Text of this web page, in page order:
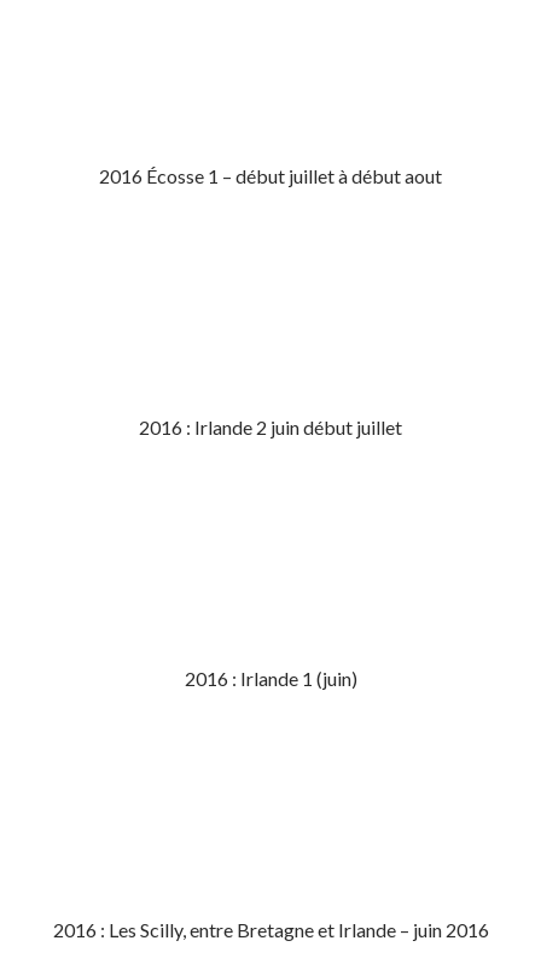
2016 Écosse 1 – début juillet à début aout
2016 : Irlande 2 juin début juillet
2016 : Irlande 1 (juin)
2016 : Les Scilly, entre Bretagne et Irlande – juin 2016